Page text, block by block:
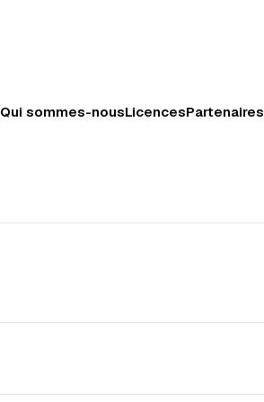
Qui sommes-nousLicencesPartenaires